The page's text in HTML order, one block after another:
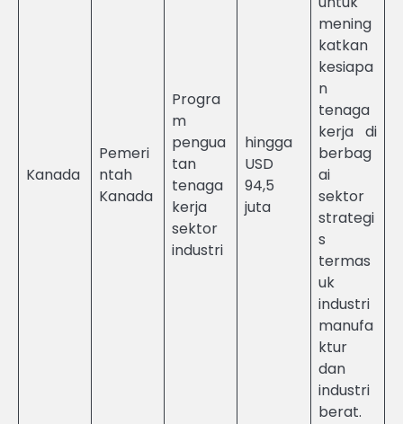
Kanada
Pemeri
ntah
Kanada
Progra
m
pengua
tan
tenaga
kerja
sektor
industri
hingga
USD
94,5
juta
mening
katkan
kesiapa
n
tenaga
kerja di
berbag
ai
sektor
strategi
s
termas
uk
industri
manufa
ktur
dan
industri
berat.